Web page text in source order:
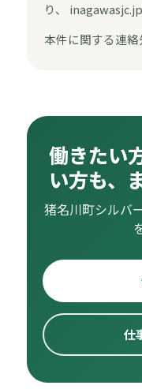
り、
本件に関する連
働きたい
い方も、
猪名川町シルバ
仕